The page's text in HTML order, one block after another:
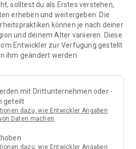
Lade andere ein und erledigt den
übernehmen: Importiere
und verwandle sie
Einkaufen
Familie & Freunden
solltest du als Erstes verstehen,
erheben und weitergeben. Die
können je nach deiner
und deinem Alter variieren. Diese
Entwickler zur Verfügung gestellt
ihm geändert werden.
mit Drittunternehmen oder -
geteilt
dazu, wie Entwickler Angaben
Daten machen
dazu, wie Entwickler Angaben